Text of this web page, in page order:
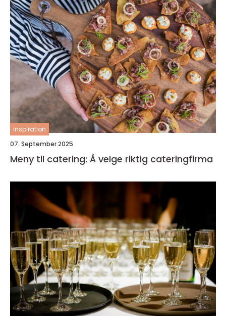
inspiration
07. September 2025
Meny til catering: Å velge riktig cateringfirma